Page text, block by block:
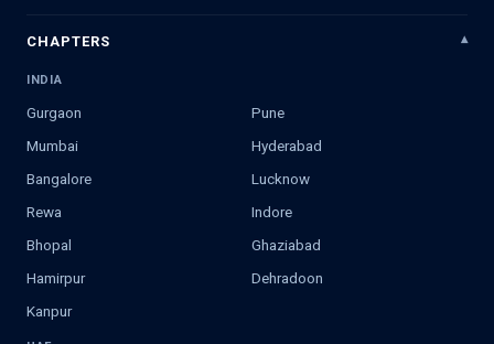
CHAPTERS
INDIA
Gurgaon
Pune
Mumbai
Hyderabad
Bangalore
Lucknow
Rewa
Indore
Bhopal
Ghaziabad
Hamirpur
Dehradoon
Kanpur